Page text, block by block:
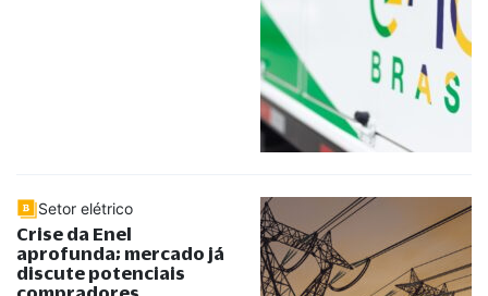
Setor elétrico
Crise da Enel
aprofunda; mercado já
discute potenciais